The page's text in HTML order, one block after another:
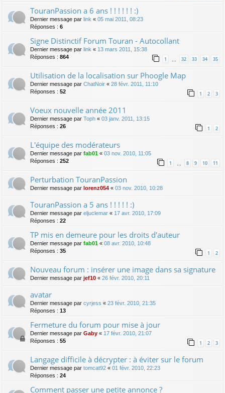
TouranPassion a 6 ans ! ! ! ! ! ! :)
Dernier message par link « 05 mai 2011, 08:23
Réponses : 6
Signe Distinctif Forum Touran - Autocollant
Dernier message par link « 13 mars 2011, 15:38
Réponses : 864 1 32 33 34 35
Utilisation de la localisation sur Phoogle Map
Dernier message par ChatNoir « 28 févr. 2011, 11:10
Réponses : 52 1 2 3
Voeux nouvelle année 2011
Dernier message par Toph « 03 janv. 2011, 13:15
Réponses : 26 1 2
L'équipe des modérateurs
Dernier message par fab01 « 03 nov. 2010, 11:05
Réponses : 252 1 … 8 9 10 11
Perturbation TouranPassion
Dernier message par lorenz054 « 03 nov. 2010, 10:28
TouranPassion a 5 ans ! ! ! ! ! :)
Dernier message par eljuclemar « 17 avr. 2010, 17:09
Réponses : 22
TP mis en demeure pour les droits d'auteur
Dernier message par fab01 « 08 avr. 2010, 10:48
Réponses : 35 1 2
Nouveau forum : insérer une image dans sa signature
Dernier message par jef10 « 26 févr. 2010, 20:11
avatar
Dernier message par cyrjess « 23 févr. 2010, 21:35
Réponses : 13
Fermeture du forum pour mise à jour
Dernier message par Gaby « 17 févr. 2010, 21:07
Réponses : 55 1 2 3
Langage difficile à décrypter : à éviter sur le forum
Dernier message par tomcat92 « 01 févr. 2010, 22:23
Réponses : 24
Comment passer une petite annonce ?